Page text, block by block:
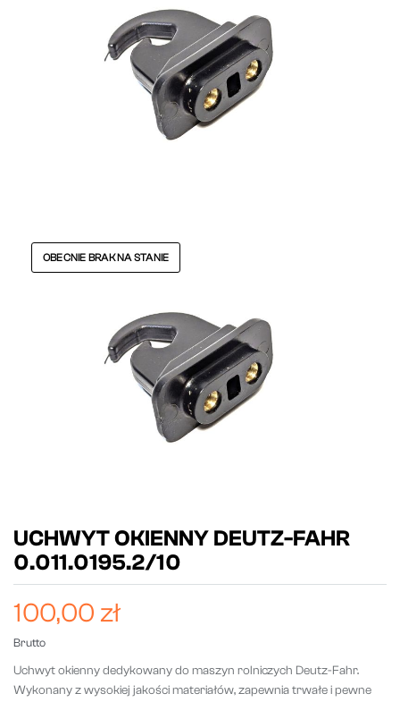
OBECNIE BRAK NA STANIE
UCHWYT OKIENNY DEUTZ-FAHR
0.011.0195.2/10
100,00 zł
Brutto
Uchwyt okienny dedykowany do maszyn rolniczych Deutz-Fahr.
Wykonany z wysokiej jakości materiałów, zapewnia trwałe i pewne